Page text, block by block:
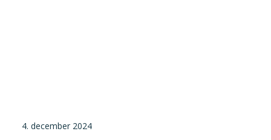
4. december 2024